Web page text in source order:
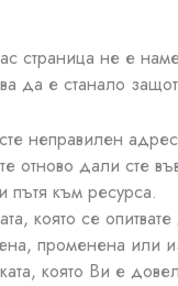
страница не е
да е станало
неправилен
отново дали сте
пътя към ресурса.
която се
променена или
която Ви е